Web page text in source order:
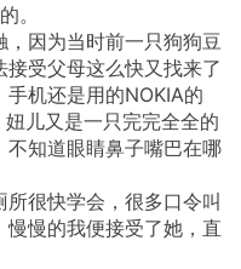
。
因为当时前一只狗狗豆
受父母这么快又找来了
机还是用的NOKIA的
儿又是一只完完全全的
知道眼睛鼻子嘴巴在哪
很快学会，很多口令叫
慢的我便接受了她，直